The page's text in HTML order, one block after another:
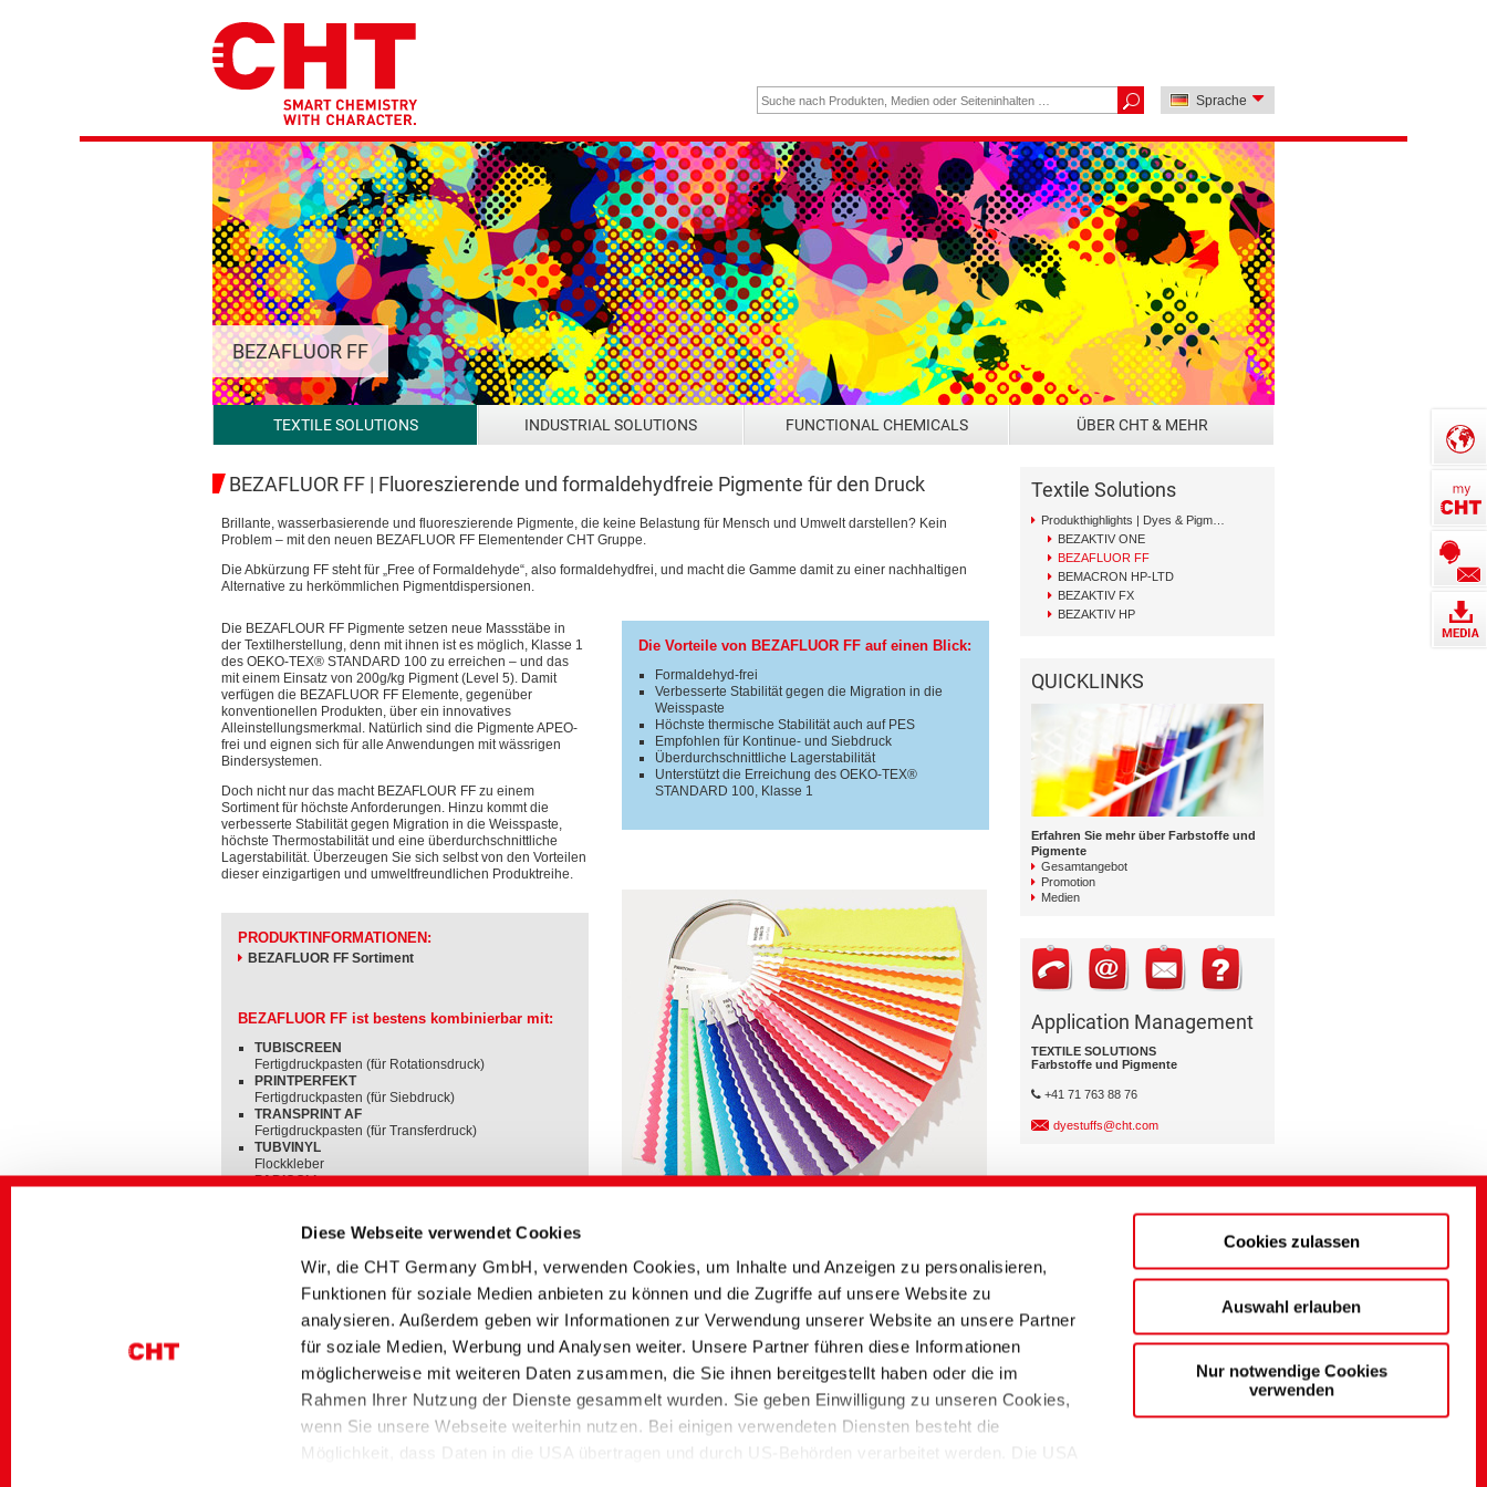
Diese Webseite verwendet Cookies
Wir, die CHT Germany GmbH, verwenden Cookies, um Inhalte und Anzeigen zu personalisieren,
Funktionen für soziale Medien anbieten zu können und die Zugriffe auf unsere Website zu
analysieren. Außerdem geben wir Informationen zur Verwendung unserer Website an unsere Partner
für soziale Medien, Werbung und Analysen weiter. Unsere Partner führen diese Informationen
möglicherweise mit weiteren Daten zusammen, die Sie ihnen bereitgestellt haben oder die im
Rahmen Ihrer Nutzung der Dienste gesammelt wurden. Sie geben Einwilligung zu unseren Cookies,
wenn Sie unsere Webseite weiterhin nutzen. Bei einigen verwendeten Diensten besteht die
Möglichkeit, dass Daten in die USA übertragen und durch US-Behörden verarbeitet werden. Die USA
Cookies zulassen
Auswahl erlauben
Nur notwendige Cookies
verwenden
Sprache
BEZAFLUOR FF
TEXTILE SOLUTIONS INDUSTRIAL SOLUTIONS FUNCTIONAL CHEMICALS ÜBER CHT & MEHR
BEZAFLUOR FF | Fluoreszierende und formaldehydfreie Pigmente für den Druck
Brillante, wasserbasierende und fluoreszierende Pigmente, die keine Belastung für Mensch und Umwelt darstellen? Kein
Problem – mit den neuen BEZAFLUOR FF Elementender CHT Gruppe.
Die Abkürzung FF steht für „Free of Formaldehyde“, also formaldehydfrei, und macht die Gamme damit zu einer nachhaltigen
Alternative zu herkömmlichen Pigmentdispersionen.
Die BEZAFLOUR FF Pigmente setzen neue Massstäbe in
der Textilherstellung, denn mit ihnen ist es möglich, Klasse 1
des OEKO-TEX® STANDARD 100 zu erreichen – und das
mit einem Einsatz von 200g/kg Pigment (Level 5). Damit
verfügen die BEZAFLUOR FF Elemente, gegenüber
konventionellen Produkten, über ein innovatives
Alleinstellungsmerkmal. Natürlich sind die Pigmente APEO-
frei und eignen sich für alle Anwendungen mit wässrigen
Bindersystemen.
Doch nicht nur das macht BEZAFLOUR FF zu einem
Sortiment für höchste Anforderungen. Hinzu kommt die
verbesserte Stabilität gegen Migration in die Weisspaste,
höchste Thermostabilität und eine überdurchschnittliche
Lagerstabilität. Überzeugen Sie sich selbst von den Vorteilen
dieser einzigartigen und umweltfreundlichen Produktreihe.
PRODUKTINFORMATIONEN:
BEZAFLUOR FF Sortiment
BEZAFLUOR FF ist bestens kombinierbar mit:
TUBISCREEN
Fertigdruckpasten (für Rotationsdruck)
PRINTPERFEKT
Fertigdruckpasten (für Siebdruck)
TRANSPRINT AF
Fertigdruckpasten (für Transferdruck)
TUBVINYL
Flockkleber
PADICOLL
Die Vorteile von BEZAFLUOR FF auf einen Blick:
Formaldehyd-frei
Verbesserte Stabilität gegen die Migration in die
Weisspaste
Höchste thermische Stabilität auch auf PES
Empfohlen für Kontinue- und Siebdruck
Überdurchschnittliche Lagerstabilität
Unterstützt die Erreichung des OEKO-TEX®
STANDARD 100, Klasse 1
Weiterführende Medien
Titel deutsch Titel englisch Art Datum Sprache
Dyes and Pigments
BEZAFLUOR FF |
Fluoreszierende Pigmente
BEZAFLUOR FF |
Fluorescent Pigments
Farbkarte 13.07.2023
Textile Solutions
Produkthighlights | Dyes & Pigments
BEZAKTIV ONE
BEZAFLUOR FF
BEMACRON HP-LTD
BEZAKTIV FX
BEZAKTIV HP
QUICKLINKS
Erfahren Sie mehr über Farbstoffe und
Pigmente
Gesamtangebot
Promotion
Medien
Application Management
TEXTILE SOLUTIONS
Farbstoffe und Pigmente
+41 71 763 88 76
dyestuffs@cht.com